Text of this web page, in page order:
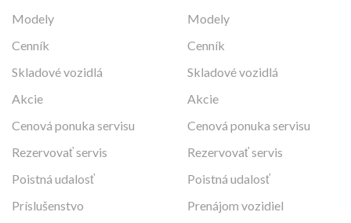
Modely
Cenník
Skladové vozidlá
Akcie
Cenová ponuka servisu
Rezervovať servis
Poistná udalosť
Príslušenstvo
Modely
Cenník
Skladové vozidlá
Akcie
Cenová ponuka servisu
Rezervovať servis
Poistná udalosť
Prenájom vozidiel